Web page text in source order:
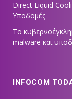
Direct Liquid
Υποδομές
Το
malware και
INFOCOM